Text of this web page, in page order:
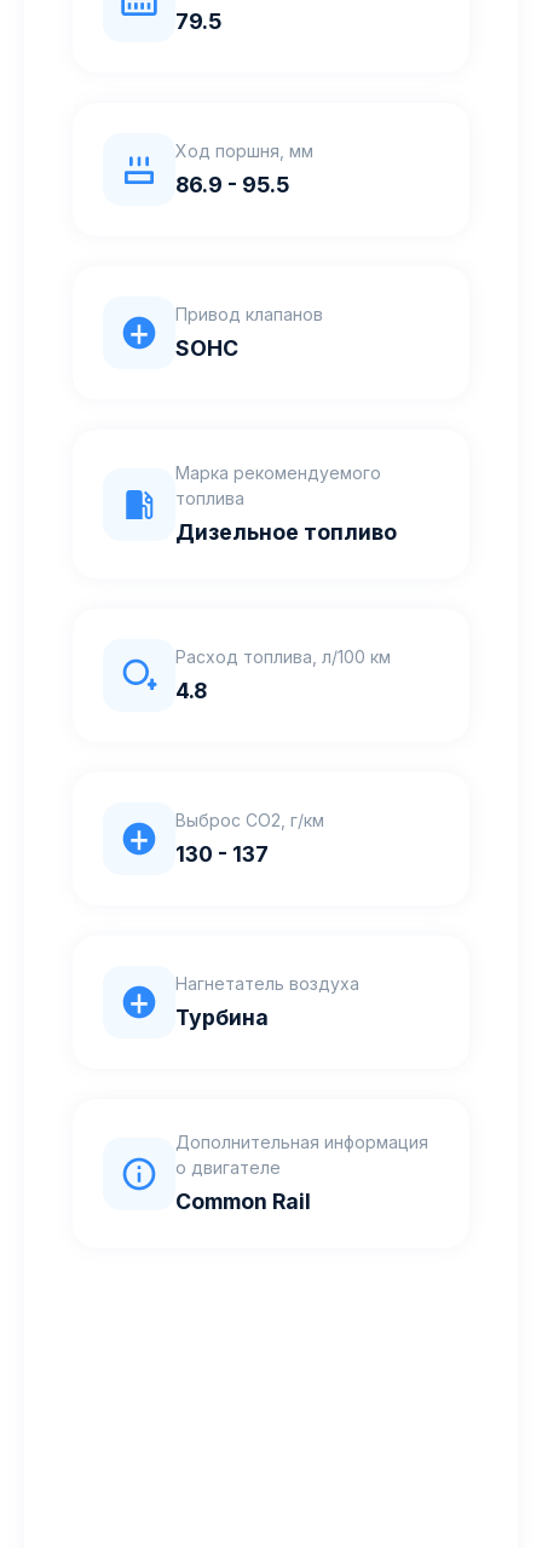
79.5
Ход поршня, мм
86.9 - 95.5
Привод клапанов
SOHC
Марка рекомендуемого
топлива
Дизельное топливо
Расход топлива, л/100 км
4.8
Выброс CO2, г/км
130 - 137
Нагнетатель воздуха
Турбина
Дополнительная информация
о двигателе
Common Rail